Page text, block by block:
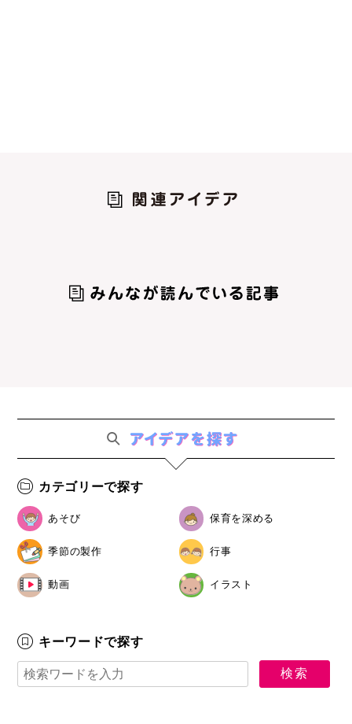
カテゴリーで探す
あそび 保育を深める
季節の製作 行事
動画 イラスト
キーワードで探す